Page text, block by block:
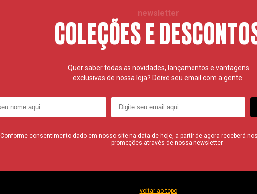
newsletter
COLEÇÕES E
Quer saber todas as novidades, lançamentos e vantagens
exclusivas de nossa loja? Deixe seu email com a gente.
Conforme consentimento dado em nosso site na data de hoje, a partir de agora receberá
promoções através de nossa newsletter.
voltar ao topo